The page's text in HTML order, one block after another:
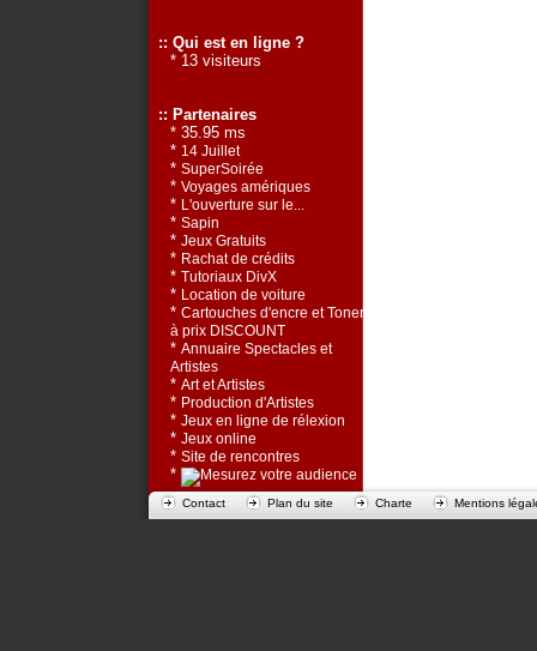
:: Qui est en ligne ?
* 13 visiteurs
:: Partenaires
* 35.95 ms
* 14 Juillet
* SuperSoirée
* Voyages amériques
* L'ouverture sur le...
* Sapin
* Jeux Gratuits
* Rachat de crédits
* Tutoriaux DivX
* Location de voiture
* Cartouches d'encre et Toners
à prix DISCOUNT
* Annuaire Spectacles et
Artistes
* Art et Artistes
* Production d'Artistes
* Jeux en ligne de rélexion
* Jeux online
* Site de rencontres
*
Contact Plan du site Charte Mentions